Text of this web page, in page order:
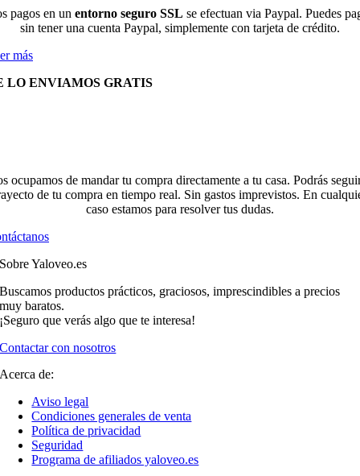
pagos en un entorno seguro SSL se efectuan via Paypal. Puedes
sin tener una cuenta Paypal, simplemente con tarjeta de crédito.
más
LO ENVIAMOS GRATIS
ocupamos de mandar tu compra directamente a tu casa. Podrás
de tu compra en tiempo real. Sin gastos imprevistos. En
caso estamos para resolver tus dudas.
Sobre Yaloveo.es
Buscamos productos prácticos, graciosos, imprescindibles a precios
muy baratos.
¡Seguro que verás algo que te interesa!
Contactar con nosotros
Acerca de:
Aviso legal
Condiciones generales de venta
Política de privacidad
Seguridad
Programa de afiliados yaloveo.es